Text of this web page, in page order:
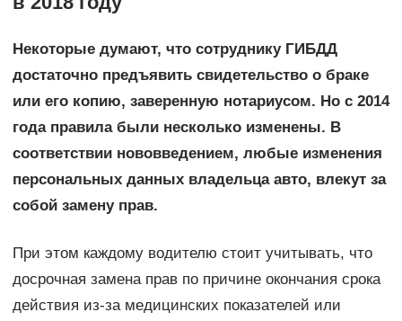
Некоторые думают, что сотруднику ГИБДД
достаточно предъявить свидетельство о браке
или его копию, заверенную нотариусом. Но с 2014
года правила были несколько изменены. В
соответствии нововведением, любые изменения
персональных данных владельца авто, влекут за
собой замену прав.
При этом каждому водителю стоит учитывать, что
досрочная замена прав по причине окончания срока
действия из-за медицинских показателей или